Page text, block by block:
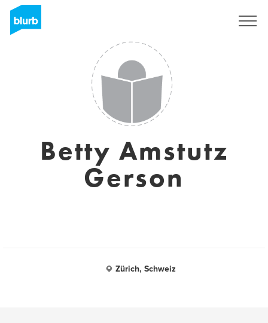
Betty Amstutz
Gerson
Zürich, Schweiz